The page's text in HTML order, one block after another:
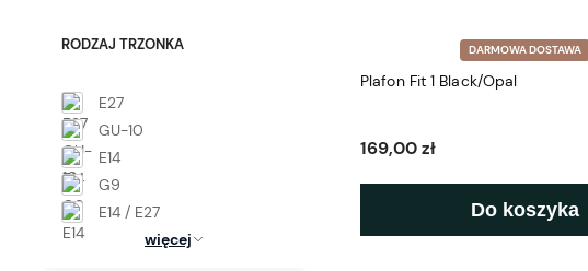
RODZAJ TRZONKA
E27
GU-10
E14
G9
E14 / E27
więcej
DARMOWA DOSTAWA
Plafon Fit 1 Black/Opal
169,00 zł
Do koszyka